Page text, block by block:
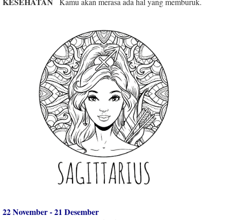
22 November - 21 Desember